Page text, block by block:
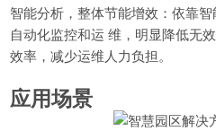
智能分析，整体节能增效：依靠
自动化监控和运 维，明显降低无
效率，减少运维人力负担。
应用场景